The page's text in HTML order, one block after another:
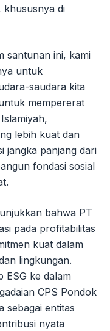
khususnya di
santunan ini, kami
untuk
saudara kita
mempererat
lebih kuat dan
jangka panjang dari
fondasi sosial
bahwa PT
pada profitabilitas
kuat dalam
lingkungan.
ESG ke dalam
CPS Pondok
sebagai entitas
nyata